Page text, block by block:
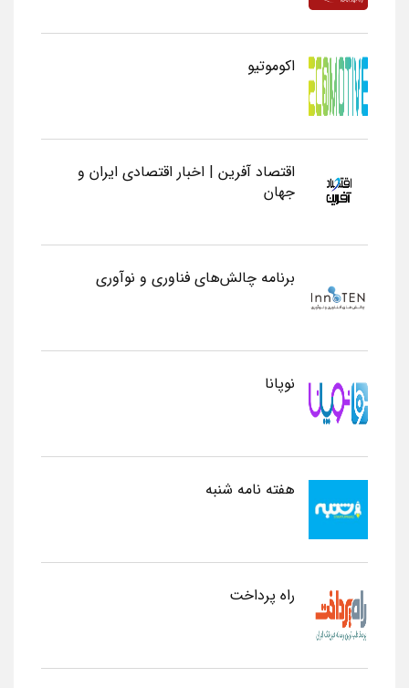
اکوموتیو
اقتصاد آفرین | اخبار اقتصادی ایران و
جهان
برنامه چالش‌های فناوری و نوآوری
نوپانا
هفته نامه شنبه
راه پرداخت